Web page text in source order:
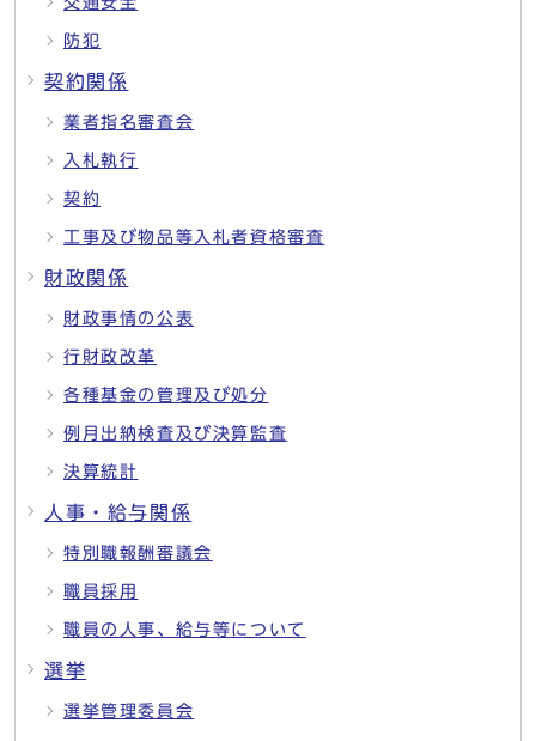
防犯
契約関係
業者指名審査会
入札執行
契約
工事及び物品等入札者資格審査
財政関係
財政事情の公表
行財政改革
各種基金の管理及び処分
例月出納検査及び決算監査
決算統計
人事・給与関係
特別職報酬審議会
職員採用
職員の人事、給与等について
選挙
選挙管理委員会